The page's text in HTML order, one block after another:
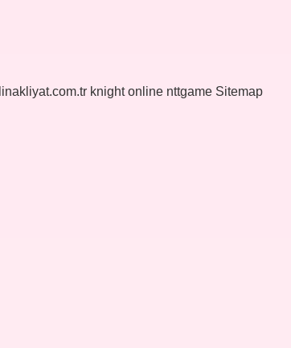
knight online nttgame Sitemap